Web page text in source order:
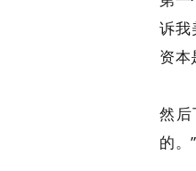
诉我
资本
然
的。”